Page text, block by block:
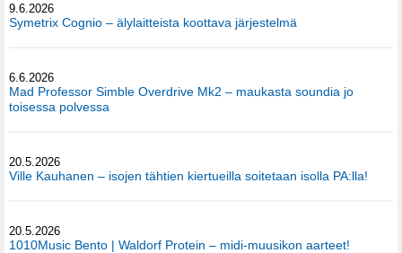
9.6.2026
Symetrix Cognio – älylaitteista koottava järjestelmä
6.6.2026
Mad Professor Simble Overdrive Mk2 – maukasta soundia jo
toisessa polvessa
20.5.2026
Ville Kauhanen – isojen tähtien kiertueilla soitetaan isolla PA:lla!
20.5.2026
1010Music Bento | Waldorf Protein – midi-muusikon aarteet!